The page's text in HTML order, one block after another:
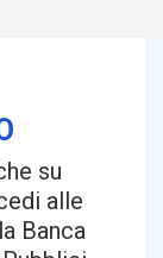
su
alle
Banca